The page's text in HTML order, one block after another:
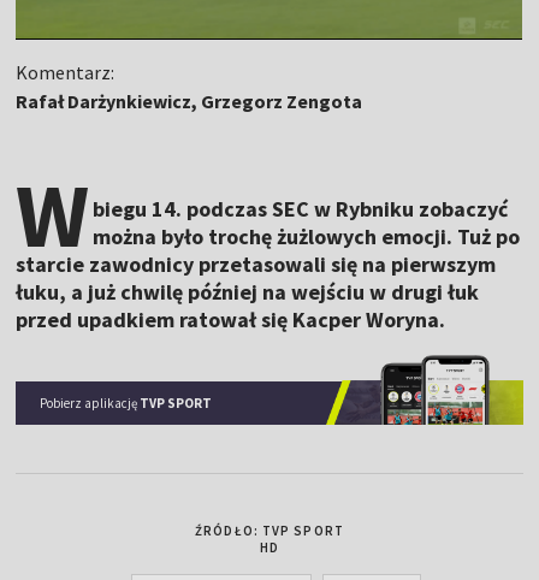
Komentarz:
Rafał Darżynkiewicz, Grzegorz Zengota
W biegu 14. podczas SEC w Rybniku zobaczyć
można było trochę żużlowych emocji. Tuż po
starcie zawodnicy przetasowali się na pierwszym
łuku, a już chwilę później na wejściu w drugi łuk
przed upadkiem ratował się Kacper Woryna.
Pobierz aplikację TVP SPORT
ŹRÓDŁO: TVP SPORT
HD